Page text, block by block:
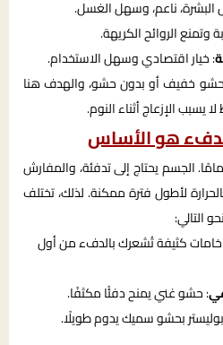
ناعم، وسهل الغسل.
وتمنع الروائح الكريهة.
: خيار اقتصادي وسهل الاستخدام.
حشو خفيف أو بدون حشو، والهدف هنا
الإزعاج أثناء النوم.
هو الأساس
الجسم يحتاج إلى تدفئة، والمفارش
لأطول فترة ممكنة. لذلك، تختلف
التالي:
كثيفة تُشعرك بالدفء من أول
: حشو غني يمنح دفئًا مكثفًا.
بحشو سميك يدوم طويلًا.